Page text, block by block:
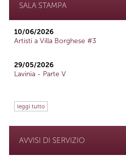
SALA STAMPA
10/06/2026
Artisti a Villa Borghese #3
29/05/2026
Lavinia - Parte V
leggi tutto
AVVISI DI SERVIZIO